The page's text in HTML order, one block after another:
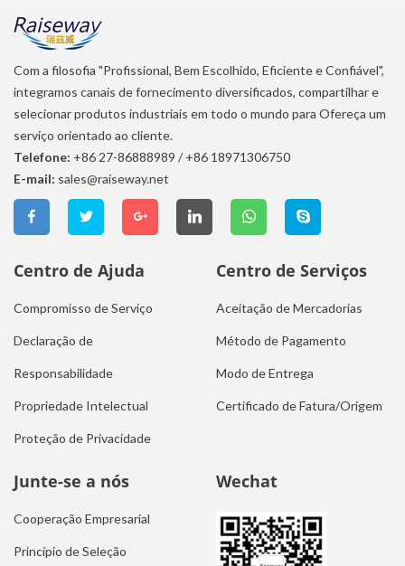
Com a filosofia "Profissional, Bem Escolhido, Eficiente e Confiável",
integramos canais de fornecimento diversificados, compartilhar e
selecionar produtos industriais em todo o mundo para Ofereça um
serviço orientado ao cliente.
Telefone: +86 27-86888989 / +86 18971306750
E-mail: sales@raiseway.net
Centro de Ajuda
Compromisso de Serviço
Declaração de
Responsabilidade
Propriedade Intelectual
Proteção de Privacidade
Centro de Serviços
Aceitação de Mercadorias
Método de Pagamento
Modo de Entrega
Certificado de Fatura/Origem
Junte-se a nós
Cooperação Empresarial
Princípio de Seleção
Wechat